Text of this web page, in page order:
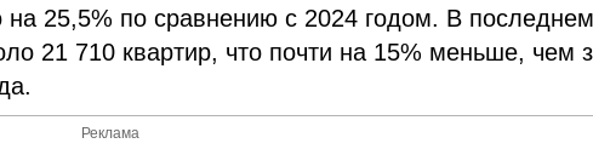
на 25,5% по сравнению с 2024 годом. В последнем
21 710 квартир, что почти на 15% меньше, чем
Реклама